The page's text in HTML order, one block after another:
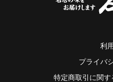
利
プライバ
特定商取引に関